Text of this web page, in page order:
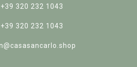
+39 320 232 1043
+39 320 232 1043